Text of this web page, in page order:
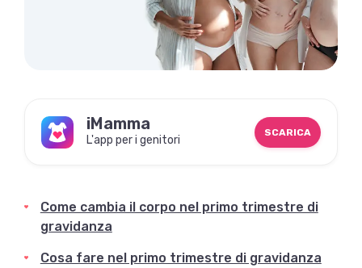
iMamma
L'app per i genitori
SCARICA
Come cambia il corpo nel primo trimestre di
gravidanza
Cosa fare nel primo trimestre di gravidanza